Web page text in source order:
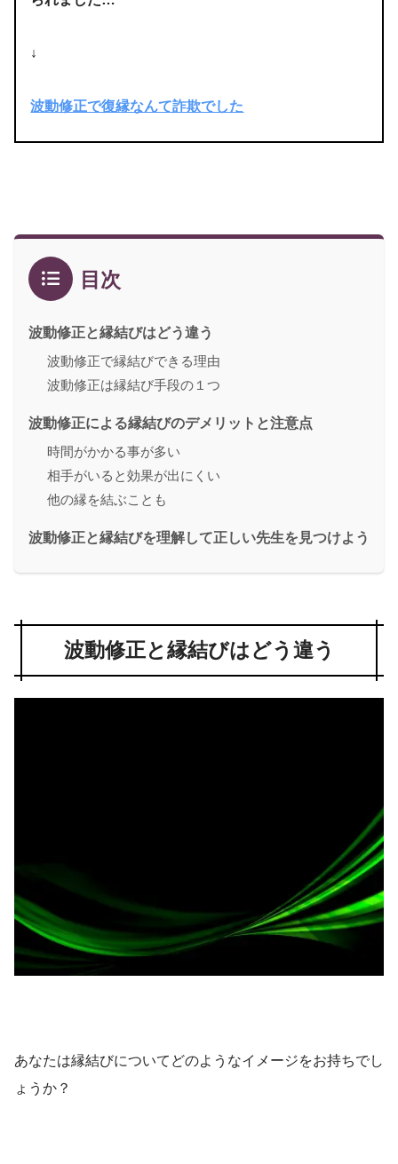
↓
波動修正で復縁なんて詐欺でした
目次
波動修正と縁結びはどう違う
波動修正で縁結びできる理由
波動修正は縁結び手段の１つ
波動修正による縁結びのデメリットと注意点
時間がかかる事が多い
相手がいると効果が出にくい
他の縁を結ぶことも
波動修正と縁結びを理解して正しい先生を見つけよう
波動修正と縁結びはどう違う
あなたは縁結びについてどのようなイメージをお持ちでし
ょうか？